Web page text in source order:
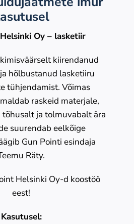
Oy – lasketiir
kiirendanud
hõlbustanud lasketiiru
tühjendamist. Võimas
raskeid materjale,
tõhusalt ja tolmuvabalt ära
suurendab eelkõige
Gun Pointi esindaja
Räty.
Helsinki Oy-d koostöö
eest!
Kasutusel: